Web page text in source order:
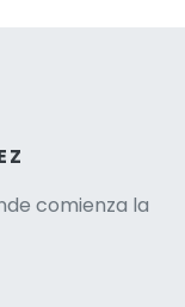
comienza la